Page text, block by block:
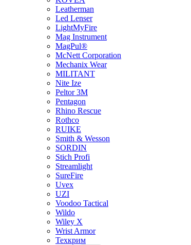
Leatherman
Led Lenser
LightMyFire
Mag Instrument
MagPul®
McNett Corporation
Mechanix Wear
MILITANT
Nite Ize
Peltor 3M
Pentagon
Rhino Rescue
Rothco
RUIKE
Smith & Wesson
SORDIN
Stich Profi
Streamlight
SureFire
Uvex
UZI
Voodoo Tactical
Wildo
Wiley X
Wrist Armor
Техкрим